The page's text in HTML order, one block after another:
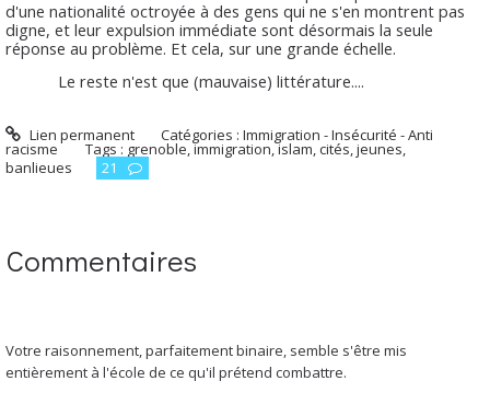
d'une nationalité octroyée à des gens qui ne s'en montrent pas
digne, et leur expulsion immédiate sont désormais la seule
réponse au problème. Et cela, sur une grande échelle.
Le reste n'est que (mauvaise) littérature....
Lien permanent Catégories :Immigration - Insécurité - Anti
racisme Tags : grenoble,immigration,islam,cités,jeunes,
banlieues
21
Commentaires
Votre raisonnement, parfaitement binaire, semble s'être mis
entièrement à l'école de ce qu'il prétend combattre.